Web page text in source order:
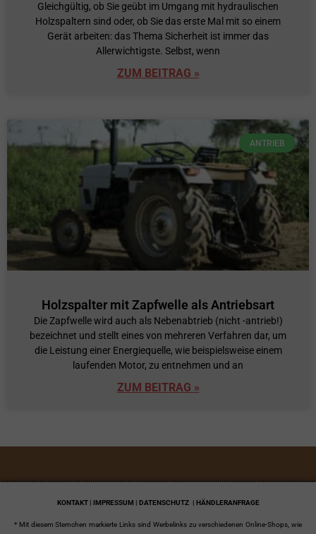
Gleichgültig, ob Sie geübt im Umgang mit hydraulischen
Holzspaltern sind oder, ob Sie das erste Mal mit so einem
Gerät arbeiten: das Thema Sicherheit ist immer das
Allerwichtigste. Selbst, wenn
ZUM BEITRAG »
ANTRIEB
Holzspalter mit Zapfwelle als Antriebsart
Die Zapfwelle wird auch als Nebenabtrieb (nicht -antrieb!)
bezeichnet und stellt eines von mehreren Verfahren dar, um
die Leistung einer Energiequelle, wie beispielsweise einem
laufenden Motor, zu entnehmen und an
ZUM BEITRAG »
KONTAKT | IMPRESSUM | DATENSCHUTZ | HÄNDLERANFRAGE
* Mit diesem Sternchen markierte Links sind Werbelinks zu verschiedenen Online-Shops, wie